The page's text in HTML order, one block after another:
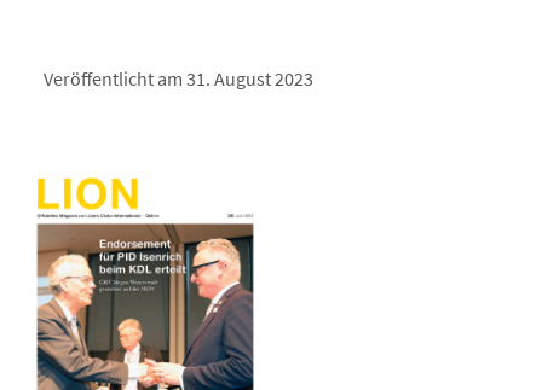
Veröffentlicht am 31. August 2023